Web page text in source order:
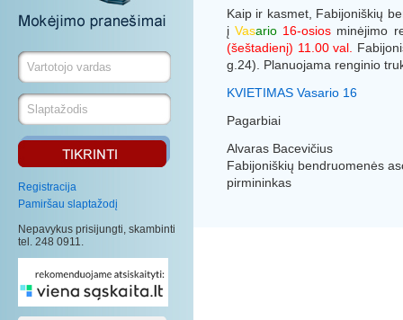
Registracija
Pamiršau slaptažodį
Nepavykus prisijungti, skambinti
tel. 248 0911.
Kaip ir kasmet, Fabijoniškių
įVasario 16-osios minėjimo
(šeštadienį) 11.00 val.
g.24). Planuojama renginio
KVIETIMAS Vasario 16
Pagarbiai
Alvaras Bacevičius
Fabijoniškių bendruomenės
pirmininkas